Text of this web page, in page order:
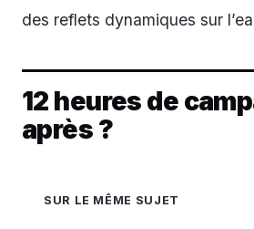
des reflets dynamiques sur
12 heures de
après ?
SUR LE MÊME SUJET